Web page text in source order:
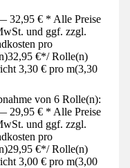
32,95 € * Alle Preise
und ggf. zzgl.
pro
32,95 €*/ Rolle(n)
3,30 € pro m(3,30
von 6 Rolle(n):
29,95 € * Alle Preise
und ggf. zzgl.
pro
29,95 €*/ Rolle(n)
3,00 € pro m(3,00